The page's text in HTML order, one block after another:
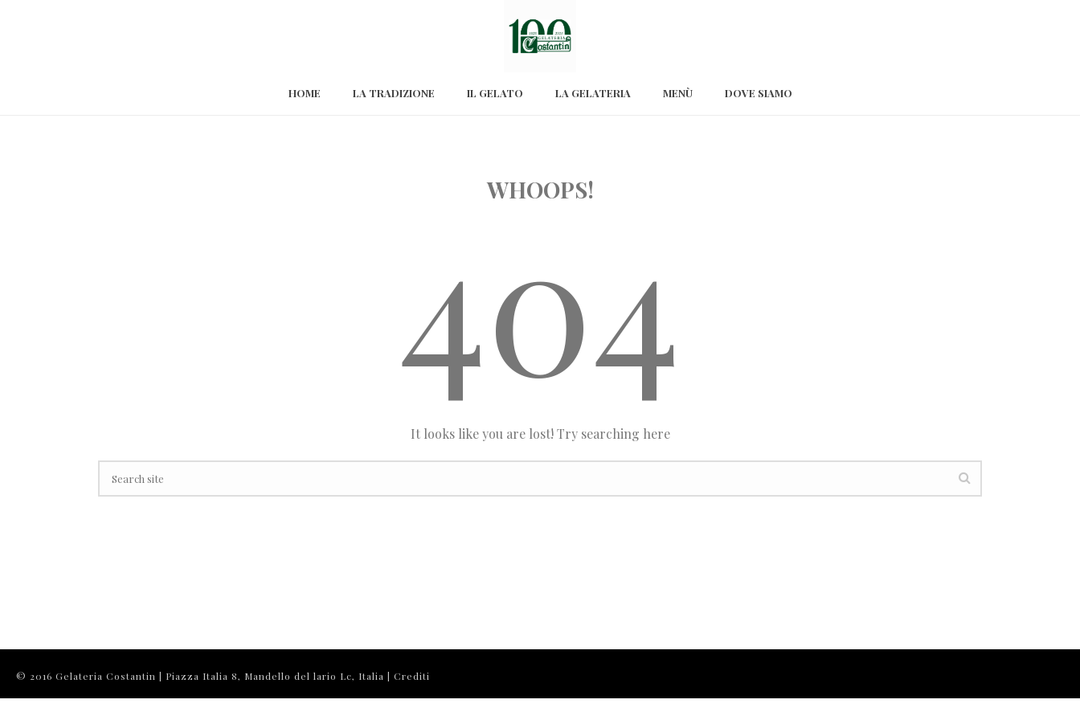
HOME LA TRADIZIONE IL GELATO LA GELATERIA MENÙ DOVE SIAMO
WHOOPS!
404
It looks like you are lost! Try searching here
© 2016 Gelateria Costantin | Piazza Italia 8, Mandello del lario Lc, Italia | Crediti